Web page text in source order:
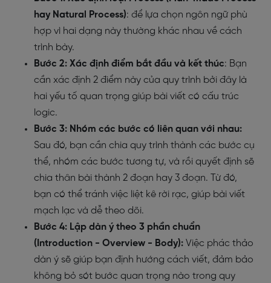
hay Natural Process): để lựa chọn ngôn ngữ phù
hợp vì hai dạng này thường khác nhau về cách
trình bày.
Bước 2: Xác định điểm bắt đầu và kết thúc: Bạn
cần xác định 2 điểm này của quy trình bởi đây là
hai yếu tố quan trọng giúp bài viết có cấu trúc
logic.
Bước 3: Nhóm các bước có liên quan với nhau:
Sau đó, bạn cần chia quy trình thành các bước cụ
thể, nhóm các bước tương tự, và rồi quyết định sẽ
chia thân bài thành 2 đoạn hay 3 đoạn. Từ đó,
bạn có thể tránh việc liệt kê rời rạc, giúp bài viết
mạch lạc và dễ theo dõi.
Bước 4: Lập dàn ý theo 3 phần chuẩn
(Introduction - Overview - Body): Việc phác thảo
dàn ý sẽ giúp bạn định hướng cách viết, đảm bảo
không bỏ sót bước quan trọng nào trong quy